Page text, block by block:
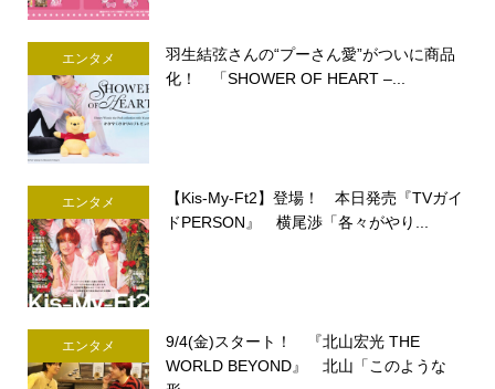
エンタメ
羽生結弦さんの“プーさん愛”がついに商品
化！ 「SHOWER OF HEART –...
エンタメ
【Kis-My-Ft2】登場！ 本日発売『TVガイ
ドPERSON』 横尾渉「各々がやり...
エンタメ
9/4(金)スタート！ 『北山宏光 THE
WORLD BEYOND』 北山「このような